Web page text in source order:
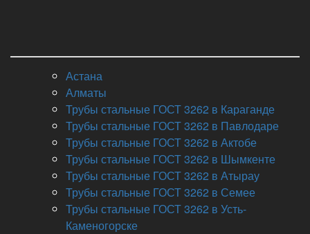
Астана
Алматы
Трубы стальные ГОСТ 3262 в Караганде
Трубы стальные ГОСТ 3262 в Павлодаре
Трубы стальные ГОСТ 3262 в Актобе
Трубы стальные ГОСТ 3262 в Шымкенте
Трубы стальные ГОСТ 3262 в Атырау
Трубы стальные ГОСТ 3262 в Семее
Трубы стальные ГОСТ 3262 в Усть-
Каменогорске